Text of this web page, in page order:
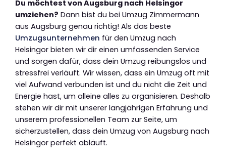
Du möchtest von Augsburg nach Helsingor
umziehen? Dann bist du bei Umzug Zimmermann
aus Augsburg genau richtig! Als das beste
Umzugsunternehmen für den Umzug nach
Helsingor bieten wir dir einen umfassenden Service
und sorgen dafür, dass dein Umzug reibungslos und
stressfrei verläuft. Wir wissen, dass ein Umzug oft mit
viel Aufwand verbunden ist und du nicht die Zeit und
Energie hast, um alleine alles zu organisieren. Deshalb
stehen wir dir mit unserer langjährigen Erfahrung und
unserem professionellen Team zur Seite, um
sicherzustellen, dass dein Umzug von Augsburg nach
Helsingor perfekt abläuft.